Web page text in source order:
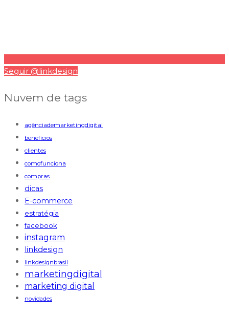
Seguir @linkdesign
Nuvem de tags
agênciademarketingdigital
benefícios
clientes
comofunciona
compras
dicas
E-commerce
estratégia
facebook
instagram
linkdesign
linkdesignbrasil
marketingdigital
marketing digital
novidades